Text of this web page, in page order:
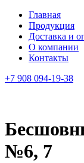
Главная
Продукция
Доставка и
О компании
Контакты
+7 908 094-19-38
№6, 7